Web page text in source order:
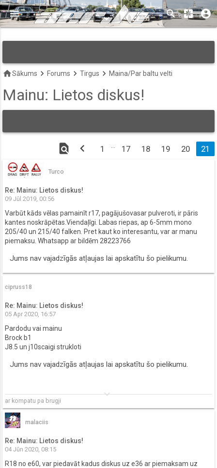
keyboard_arrow_down
menu search pages account_circle
homeSākums keyboard_arrow_right Forums keyboard_arrow_right Tirgus keyboard_arrow_right Maina/Par baltu velti
Mainu: Lietos diskus!
find_in_page chevron_left 1 17 18 19 20 21
Turco
Re: Mainu: Lietos diskus!
09 Jūl 2019, 00:56
Varbūt kāds vēlas pamainīt r17, pagājušovasar pulveroti, ir pāris
kantes noskrāpētas.Viendaļīgi. Labas riepas, ap 6-5mm mono
205/40 un 215/40 falken. Pret kaut ko interesantu, var ar manu
piemaksu. Whatsapp ar bildēm 28223766
Jums nav vajadzīgās atļaujas lai apskatītu šo pielikumu.
cipruss18
Re: Mainu: Lietos diskus!
05 Apr 2020, 16:57
Pardodu vai mainu
Brock b1
J8.5 un j10scaigi strukloti
Jums nav vajadzīgās atļaujas lai apskatītu šo pielikumu.
keyboard_arrow_down
ar kompatu pa brugji
malaciis
Re: Mainu: Lietos diskus!
04 Jūn 2020, 08:15
R18 no e60, var piedavāt kadus diskus uz e36 ar piemaksam uz